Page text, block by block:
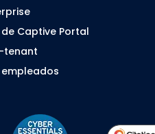
Captive Portal
tenant
empleados